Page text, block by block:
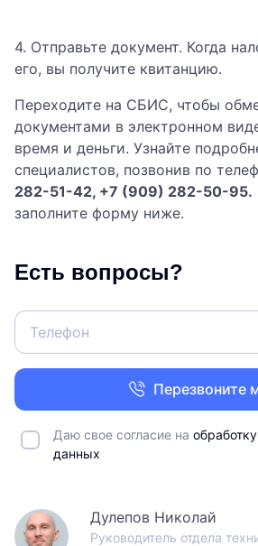
4. Отправьте документ. Когда
его, вы получите квитанцию.
Переходите на СБИС, чтобы
документами в электронном
время и деньги. Узнайте
специалистов, позвонив по
282-51-42, +7 (909) 282-50-95.
заполните форму ниже.
Есть вопросы?
Перезвоните
Даю свое согласие на
данных
Дулепов Николай
Руководитель отдела